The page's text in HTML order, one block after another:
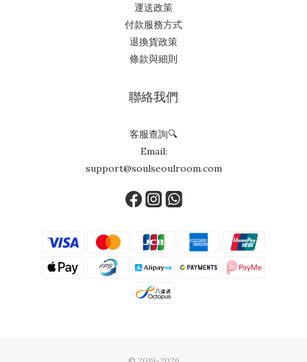
運送政策
付款服務方式
退換貨政策
條款與細則
聯絡我們
客服查詢🔍
Email:
support@soulseoulroom.com